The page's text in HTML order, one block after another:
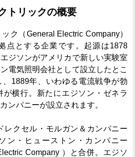
トリックの概要
ク（General Electric Company）
点とする企業です。起源は1878
ジソンがアメリカで新しい実験室
電気照明会社として設立したとこ
1889年、いわゆる電流戦争が勃
横行。新たにエジソン・ゼネラ
ンパニーが設立されます。
レクセル・モルガン＆カンパニー
ン・ヒューストン・カンパニー
Company ）と合併。エジソ